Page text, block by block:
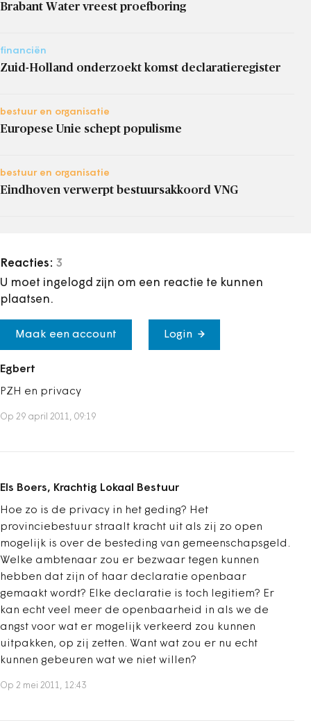
Brabant Water vreest proefboring
financiën
Zuid-Holland onderzoekt komst declaratieregister
bestuur en organisatie
Europese Unie schept populisme
bestuur en organisatie
Eindhoven verwerpt bestuursakkoord VNG
Reacties: 3
U moet ingelogd zijn om een reactie te kunnen
plaatsen.
Maak een account Login
Egbert
PZH en privacy
Op 29 april 2011, 09:19
Els Boers, Krachtig Lokaal Bestuur
Hoe zo is de privacy in het geding? Het
provinciebestuur straalt kracht uit als zij zo open
mogelijk is over de besteding van gemeenschapsgeld.
Welke ambtenaar zou er bezwaar tegen kunnen
hebben dat zijn of haar declaratie openbaar
gemaakt wordt? Elke declaratie is toch legitiem? Er
kan echt veel meer de openbaarheid in als we de
angst voor wat er mogelijk verkeerd zou kunnen
uitpakken, op zij zetten. Want wat zou er nu echt
kunnen gebeuren wat we niet willen?
Op 2 mei 2011, 12:43